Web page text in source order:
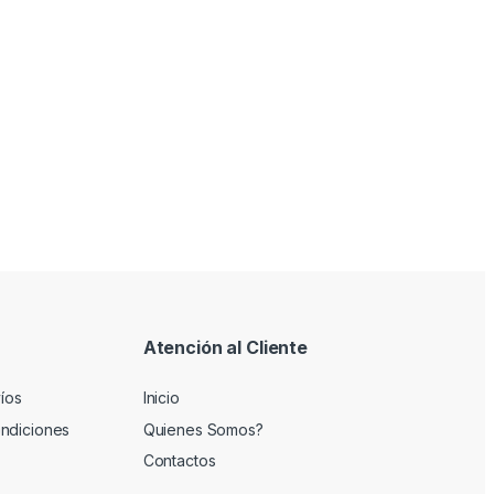
Atención al Cliente
Inicio
Quienes Somos?
Contactos